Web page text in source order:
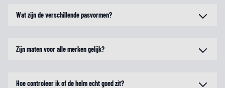
Wat zijn de verschillende pasvormen?
Zijn maten voor alle merken gelijk?
Hoe controleer ik of de helm echt goed zit?